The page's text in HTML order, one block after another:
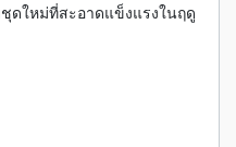
ดใหม่ที่สะอาดแข็งแรงในฤดู